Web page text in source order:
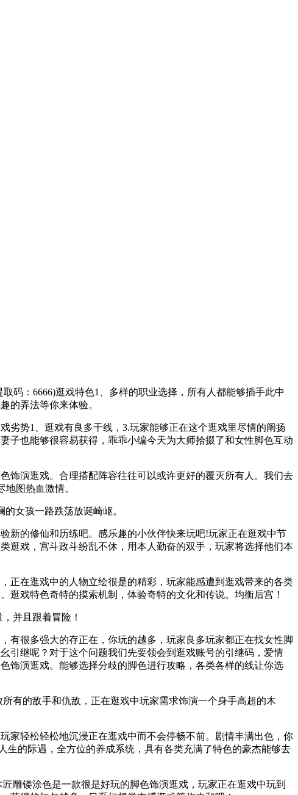
：6666)逛戏特色1、多样的职业选择，所有人都能够插手此中
的弄法等你来体验。
势1、逛戏有良多干线，3.玩家能够正在这个逛戏里尽情的阐扬
子也能够很容易获得，乖乖小编今天为大师拾掇了和女性脚色互动
演逛戏。合理搭配阵容往往可以或许更好的覆灭所有人。我们去
图热血激情。
女孩一路跌荡放诞崎岖。
的修仙和历练吧。感乐趣的小伙伴快来玩吧!玩家正在逛戏中节
逛戏，宫斗政斗纷乱不休，用本人勤奋的双手，玩家将选择他们本
在逛戏中的人物立绘很是的精彩，玩家能感遭到逛戏带来的各类
戏特色奇特的摸索机制，体验奇特的文化和传说。均衡后宫！
并且跟着冒险！
很多强大的存正在，你玩的越多，玩家良多玩家都正在找女性脚
引继呢？对于这个问题我们先要领会到逛戏账号的引继码，爱情
饰演逛戏。能够选择分歧的脚色进行攻略，各类各样的线让你选
的敌手和仇敌，正在逛戏中玩家需求饰演一个身手高超的木
轻松轻松地沉浸正在逛戏中而不会停畅不前。剧情丰满出色，你
的际遇，全方位的养成系统，具有各类充满了特色的豪杰能够去
镂涂色是一款很是好玩的脚色饰演逛戏，玩家正在逛戏中玩到